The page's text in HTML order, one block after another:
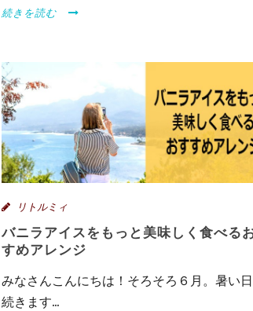
続きを読む
リトルミィ
バニラアイスをもっと美味しく食べる
すめアレンジ
みなさんこんにちは！そろそろ６月。暑い
続きます...